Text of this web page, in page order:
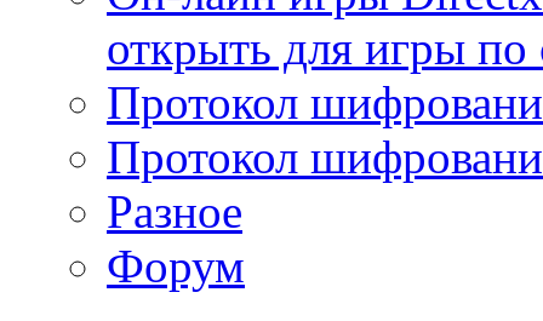
открыть для игры по
Протокол
Протокол
Разное
Форум